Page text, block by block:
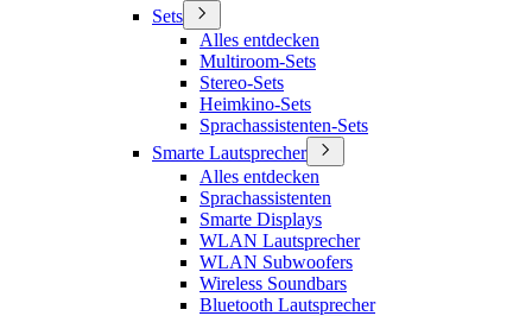
Sets
Alles entdecken
Multiroom-Sets
Stereo-Sets
Heimkino-Sets
Sprachassistenten-Sets
Smarte Lautsprecher
Alles entdecken
Sprachassistenten
Smarte Displays
WLAN Lautsprecher
WLAN Subwoofers
Wireless Soundbars
Bluetooth Lautsprecher